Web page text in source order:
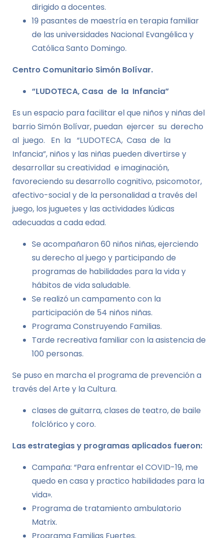
dirigido a docentes.
19 pasantes de maestría en terapia familiar
de las universidades Nacional Evangélica y
Católica Santo Domingo.
Centro Comunitario Simón Bolívar.
“LUDOTECA, Casa de la Infancia”
Es un espacio para facilitar el que niños y niñas del
barrio Simón Bolívar, puedan ejercer su derecho
al juego. En la “LUDOTECA, Casa de la
Infancia”, niños y las niñas pueden divertirse y
desarrollar su creatividad e imaginación,
favoreciendo su desarrollo cognitivo, psicomotor,
afectivo-social y de la personalidad a través del
juego, los juguetes y las actividades lúdicas
adecuadas a cada edad.
Se acompañaron 60 niños niñas, ejerciendo
su derecho al juego y participando de
programas de habilidades para la vida y
hábitos de vida saludable.
Se realizó un campamento con la
participación de 54 niños niñas.
Programa Construyendo Familias.
Tarde recreativa familiar con la asistencia de
100 personas.
Se puso en marcha el programa de prevención a
través del Arte y la Cultura.
clases de guitarra, clases de teatro, de baile
folclórico y coro.
Las estrategias y programas aplicados fueron:
Campaña: “Para enfrentar el COVID-19, me
quedo en casa y practico habilidades para la
vida».
Programa de tratamiento ambulatorio
Matrix.